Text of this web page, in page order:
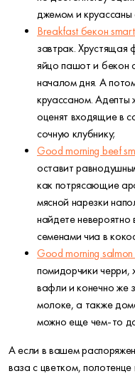
джемом и
Breakfast бекон
завтрак. Хрустящая
яйцо пашот и бекон
началом дня. А
круассаном. Адепты
оценят входящие в
сочную клубнику;
Good morning beef
оставит
как потрясающие
мясной нарезки
найдете невероятно
семенами чиа в
Good morning
помидорчики черри,
вафли и конечно же
молоке, а также
можно еще чем-то
А если в вашем
ваза с цветком,